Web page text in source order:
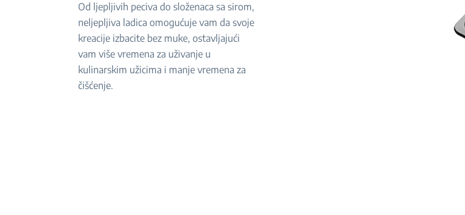
Od ljepljivih peciva do složenaca sa sirom,
neljepljiva ladica omogućuje vam da svoje
kreacije izbacite bez muke, ostavljajući
vam više vremena za uživanje u
kulinarskim užicima i manje vremena za
čišćenje.